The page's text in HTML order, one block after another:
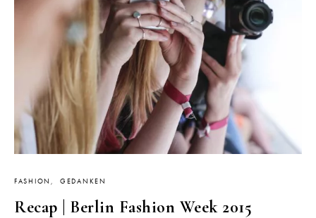
FASHION GEDANKEN
Recap | Berlin Fashion Week 2015